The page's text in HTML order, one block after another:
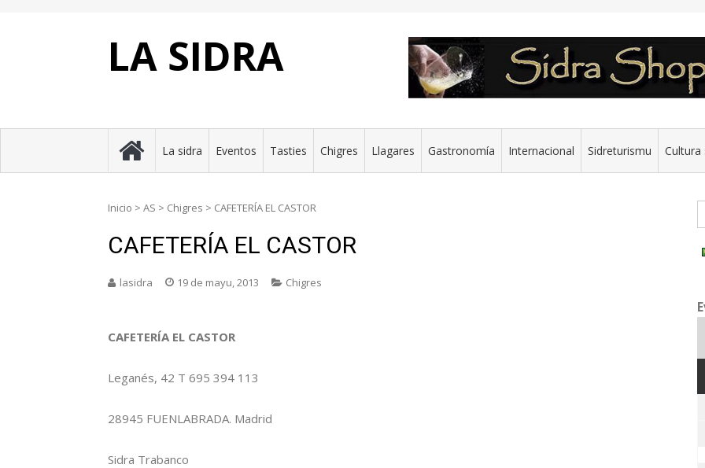
LA SIDRA
La sidra Eventos Tasties Chigres Llagares Gastronomía Internacional Sidreturismu Cultura
Inicio > AS > Chigres > CAFETERÍA EL CASTOR
CAFETERÍA EL CASTOR
lasidra 19 de mayu, 2013 Chigres
CAFETERÍA EL CASTOR
Leganés, 42 T 695 394 113
28945 FUENLABRADA. Madrid
Sidra Trabanco